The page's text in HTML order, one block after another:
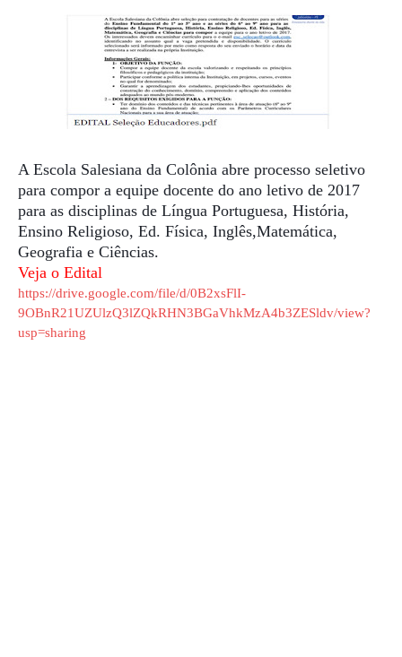
A Escola Salesiana da Colônia abre processo seletivo
para compor a equipe docente do ano letivo de 2017
para as disciplinas de Língua Portuguesa, História,
Ensino Religioso, Ed. Física, Inglês,Matemática,
Geografia e Ciências.
Veja o Edital
https://drive.google.com/file/d/0B2xsFlI-
9OBnR21UZUlzQ3lZQkRHN3BGaVhkMzA4b3ZESldv/view?
usp=sharing